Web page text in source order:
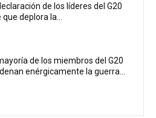
de los líderes del G20
que deplora la...
de los miembros del G20
enérgicamente la guerra...